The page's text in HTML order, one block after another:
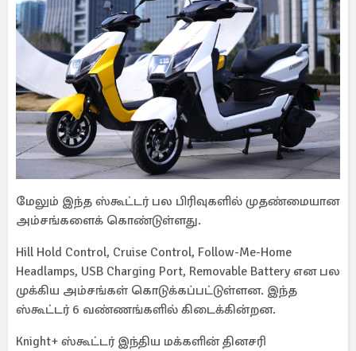
மேலும் இந்த ஸ்கூட்டர் பல பிரிவுகளில் முதண்மையான
அம்சங்களைக் கொண்டுள்ளது.
Hill Hold Control, Cruise Control, Follow-Me-Home
Headlamps, USB Charging Port, Removable Battery என பல
முக்கிய அம்சங்கள் கொடுக்கப்பட்டுள்ளன. இந்த
ஸ்கூட்டர் 6 வண்ணங்களில் கிடைக்கின்றன.
Knight+ ஸ்கூட்டர் இந்திய மக்களின் தினசரி